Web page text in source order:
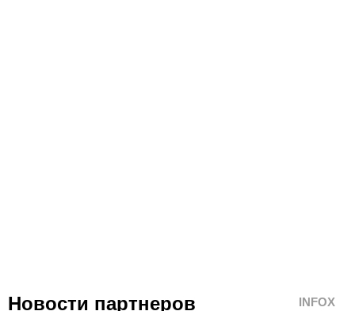
Новости партнеров INFOX